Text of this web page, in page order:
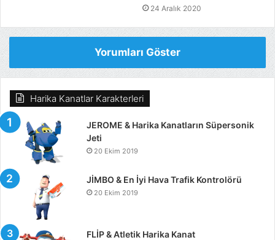
24 Aralık 2020
Yorumları Göster
Harika Kanatlar Karakterleri
JEROME & Harika Kanatların Süpersonik
Jeti
20 Ekim 2019
JİMBO & En İyi Hava Trafik Kontrolörü
20 Ekim 2019
FLİP & Atletik Harika Kanat